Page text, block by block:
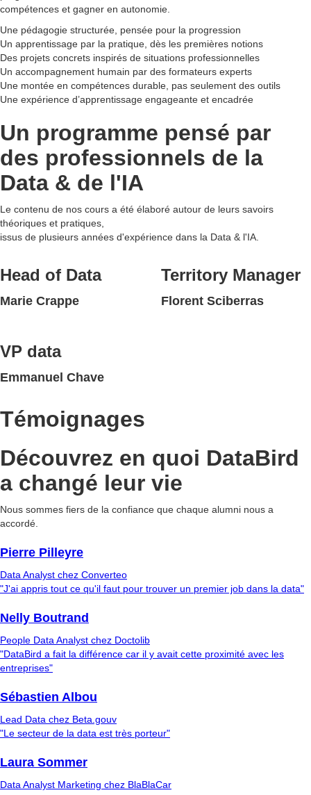
compétences et gagner en autonomie.
Une pédagogie structurée, pensée pour la progression
Un apprentissage par la pratique, dès les premières notions
Des projets concrets inspirés de situations professionnelles
Un accompagnement humain par des formateurs experts
Une montée en compétences durable, pas seulement des outils
Une expérience d’apprentissage engageante et encadrée
Un programme pensé par
des professionnels de la
Data & de l'IA
Le contenu de nos cours a été élaboré autour de leurs savoirs
théoriques et pratiques,
issus de plusieurs années d'expérience dans la Data & l'IA.
Head of Data
Marie Crappe
Territory Manager
Florent Sciberras
VP data
Emmanuel Chave
Témoignages
Découvrez en quoi DataBird
a changé leur vie
Nous sommes fiers de la confiance que chaque alumni nous a
accordé.
Pierre Pilleyre
Data Analyst chez Converteo
"J'ai appris tout ce qu'il faut pour trouver un premier job dans la data"
Nelly Boutrand
People Data Analyst chez Doctolib
"DataBird a fait la différence car il y avait cette proximité avec les
entreprises"
Sébastien Albou
Lead Data chez Beta.gouv
"Le secteur de la data est très porteur"
Laura Sommer
Data Analyst Marketing chez BlaBlaCar